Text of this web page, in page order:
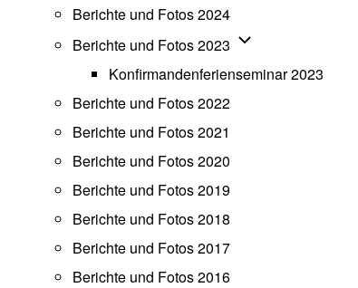
Berichte und Fotos 2024
Berichte und Fotos 2023 Unternavigation
Konfirmandenferienseminar 2023
Berichte und Fotos 2022
Berichte und Fotos 2021
Berichte und Fotos 2020
Berichte und Fotos 2019
Berichte und Fotos 2018
Berichte und Fotos 2017
Berichte und Fotos 2016